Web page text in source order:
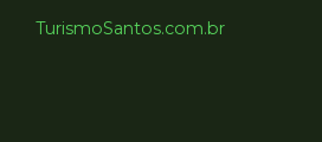
TurismoSantos.com.br